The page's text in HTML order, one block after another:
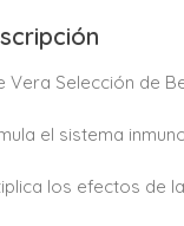
Vera Selección de
el sistema
los efectos de